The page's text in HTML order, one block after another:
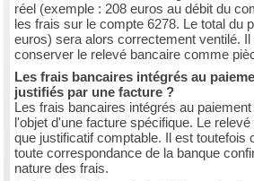
réel (exemple : 208 euros au débit du
les frais sur le compte 6278. Le total du
euros) sera alors correctement ventilé.
conserver le relevé bancaire comme
Les frais bancaires intégrés au
justifiés par une facture ?
Les frais bancaires intégrés au
l'objet d'une facture spécifique. Le
que justificatif comptable. Il est toutefois
toute correspondance de la banque
nature des frais.